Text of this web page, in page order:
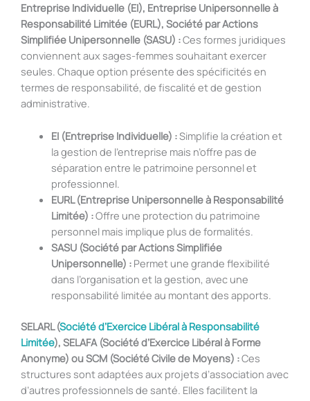
Entreprise Individuelle (EI), Entreprise Unipersonnelle à
Responsabilité Limitée (EURL), Société par Actions
Simplifiée Unipersonnelle (SASU) :Ces formes juridiques
conviennent aux sages-femmes souhaitant exercer
seules. Chaque option présente des spécificités en
termes de responsabilité, de fiscalité et de gestion
administrative.
EI (Entreprise Individuelle) :Simplifie la création et
la gestion de l’entreprise mais n’offre pas de
séparation entre le patrimoine personnel et
professionnel.
EURL (Entreprise Unipersonnelle à Responsabilité
Limitée) :Offre une protection du patrimoine
personnel mais implique plus de formalités.
SASU (Société par Actions Simplifiée
Unipersonnelle) :Permet une grande flexibilité
dans l’organisation et la gestion, avec une
responsabilité limitée au montant des apports.
SELARL (Société d’Exercice Libéral à Responsabilité
Limitée), SELAFA (Société d’Exercice Libéral à Forme
Anonyme) ou SCM (Société Civile de Moyens) :Ces
structures sont adaptées aux projets d’association avec
d’autres professionnels de santé. Elles facilitent la